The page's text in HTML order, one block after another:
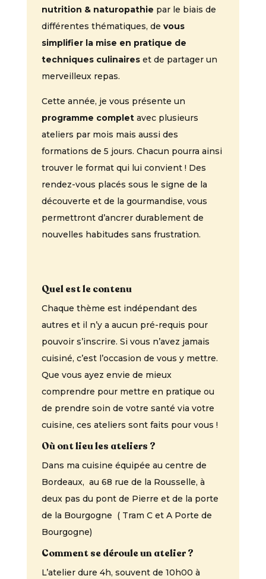
nutrition & naturopathie par le biais de
différentes thématiques, de vous
simplifier la mise en pratique de
techniques culinaireset de partager un
merveilleux repas.
Cette année, je vous présente un
programme complet avec plusieurs
ateliers par mois mais aussi des
formations de 5 jours. Chacun pourra ainsi
trouver le format qui lui convient ! Des
rendez-vous placés sous le signe de la
découverte et de la gourmandise, vous
permettront d’ancrer durablement de
nouvelles habitudes sans frustration.
Quel est le contenu
Chaque thème est indépendant des
autres et il n’y a aucun pré-requis pour
pouvoir s’inscrire. Si vous n’avez jamais
cuisiné, c’est l’occasion de vous y mettre.
Que vous ayez envie de mieux
comprendre pour mettre en pratique ou
de prendre soin de votre santé via votre
cuisine, ces ateliers sont faits pour vous !
Où ont lieu les ateliers ?
Dans ma cuisine équipée au centre de
Bordeaux, au 68 rue de la Rousselle, à
deux pas du pont de Pierre et de la porte
de la Bourgogne ( Tram C et A Porte de
Bourgogne)
Comment se déroule un atelier ?
L’atelier dure 4h, souvent de 10h00 à